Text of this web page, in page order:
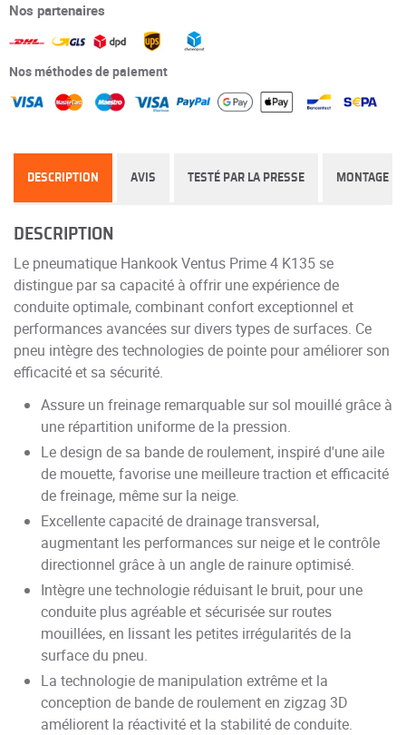
Nos partenaires
Nos méthodes de paiement
DESCRIPTION AVIS TESTÉ PAR LA PRESSE MONTAGE
DESCRIPTION
Le pneumatique Hankook Ventus Prime 4 K135 se
distingue par sa capacité à offrir une expérience de
conduite optimale, combinant confort exceptionnel et
performances avancées sur divers types de surfaces. Ce
pneu intègre des technologies de pointe pour améliorer son
efficacité et sa sécurité.
Assure un freinage remarquable sur sol mouillé grâce à
une répartition uniforme de la pression.
Le design de sa bande de roulement, inspiré d'une aile
de mouette, favorise une meilleure traction et efficacité
de freinage, même sur la neige.
Excellente capacité de drainage transversal,
augmentant les performances sur neige et le contrôle
directionnel grâce à un angle de rainure optimisé.
Intègre une technologie réduisant le bruit, pour une
conduite plus agréable et sécurisée sur routes
mouillées, en lissant les petites irrégularités de la
surface du pneu.
La technologie de manipulation extrême et la
conception de bande de roulement en zigzag 3D
améliorent la réactivité et la stabilité de conduite.